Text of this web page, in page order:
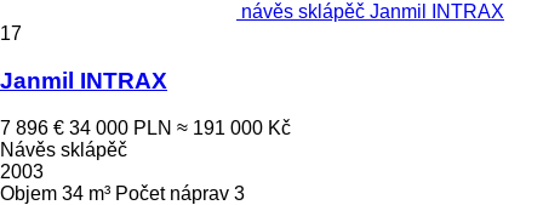
návěs sklápěč Janmil INTRAX
17
Janmil INTRAX
7 896 € 34 000 PLN ≈ 191 000 Kč
Návěs sklápěč
2003
Objem 34 m³ Počet náprav 3